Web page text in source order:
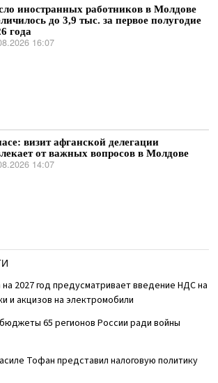
иностранных работников в Молдове
до 3,9 тыс. за первое полугодие
года
16:07
визит афганской делегации
от важных вопросов в Молдове
14:07
на 2027 год предусматривает введение НДС на
и акцизов на электромобили
65 регионов России ради войны
Тофан представил налоговую политику